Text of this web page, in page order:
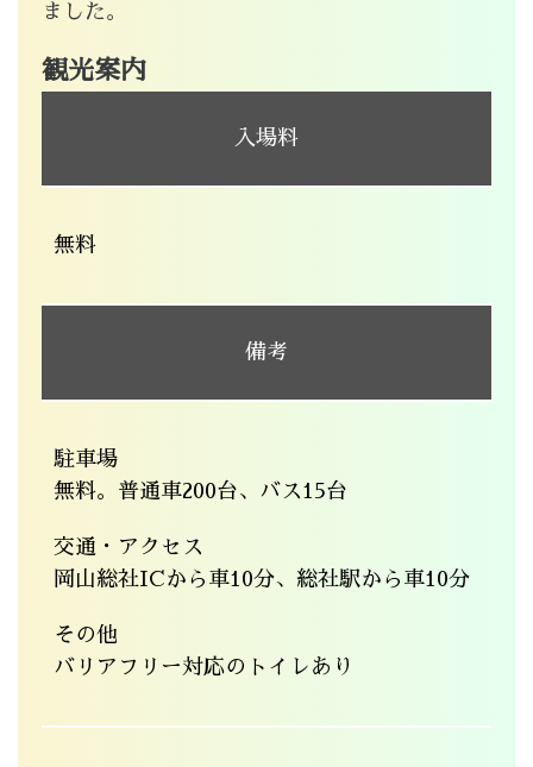
ました。
観光案内
入場料
無料
備考
駐車場
無料。普通車200台、バス15台
交通・アクセス
岡山総社ICから車10分、総社駅から車10分
その他
バリアフリー対応のトイレあり